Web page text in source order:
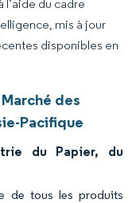
du cadre
mis à jour
disponibles en
des
Pacifique
du Papier, du
de tous les produits